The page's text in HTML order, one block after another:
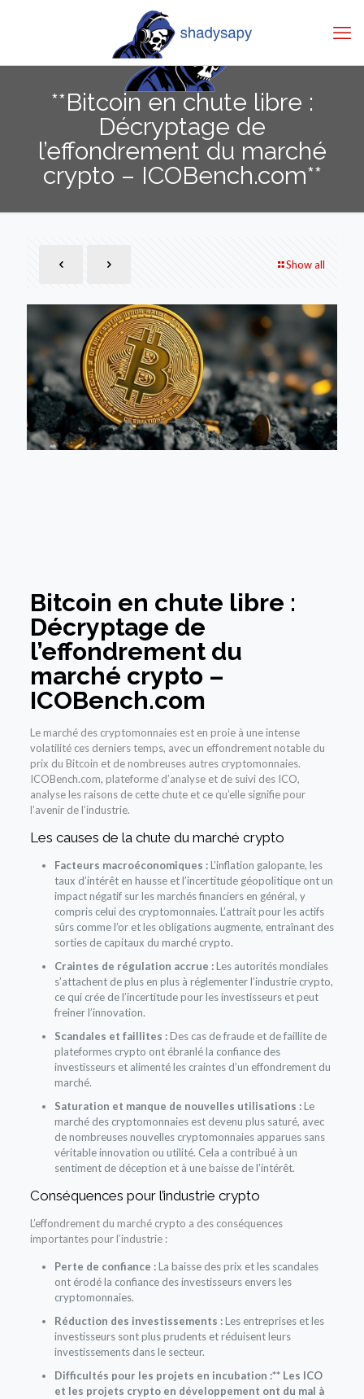
**Bitcoin en chute libre :
Décryptage de
l’effondrement du marché
crypto – ICOBench.com**
Show all
Bitcoin en chute libre :
Décryptage de
l’effondrement du
marché crypto –
ICOBench.com
Le marché des cryptomonnaies est en proie à une intense
volatilité ces derniers temps, avec un effondrement notable du
prix du Bitcoin et de nombreuses autres cryptomonnaies.
ICOBench.com, plateforme d’analyse et de suivi des ICO,
analyse les raisons de cette chute et ce qu’elle signifie pour
l’avenir de l’industrie.
Les causes de la chute du marché crypto
Facteurs macroéconomiques :L’inflation galopante, les
taux d’intérêt en hausse et l’incertitude géopolitique ont un
impact négatif sur les marchés financiers en général, y
compris celui des cryptomonnaies. L’attrait pour les actifs
sûrs comme l’or et les obligations augmente, entraînant des
sorties de capitaux du marché crypto.
Craintes de régulation accrue :Les autorités mondiales
s’attachent de plus en plus à réglementer l’industrie crypto,
ce qui crée de l’incertitude pour les investisseurs et peut
freiner l’innovation.
Scandales et faillites :Des cas de fraude et de faillite de
plateformes crypto ont ébranlé la confiance des
investisseurs et alimenté les craintes d’un effondrement du
marché.
Saturation et manque de nouvelles utilisations :Le
marché des cryptomonnaies est devenu plus saturé, avec
de nombreuses nouvelles cryptomonnaies apparues sans
véritable innovation ou utilité. Cela a contribué à un
sentiment de déception et à une baisse de l’intérêt.
Conséquences pour l’industrie crypto
L’effondrement du marché crypto a des conséquences
importantes pour l’industrie :
Perte de confiance :La baisse des prix et les scandales
ont érodé la confiance des investisseurs envers les
cryptomonnaies.
Réduction des investissements :Les entreprises et les
investisseurs sont plus prudents et réduisent leurs
investissements dans le secteur.
Difficultés pour les projets en incubation :** Les ICO
et les projets crypto en développement ont du mal à